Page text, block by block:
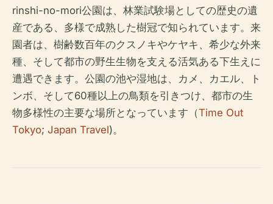
rinshi-no-mori公園は、林業試験場としての歴史の遺
産である、多様で成熟した樹冠で知られています。来
園者は、樹齢数百年のクスノキやケヤキ、希少な外来
種、そして都市の野生生物を支える活気ある下生えに
遭遇できます。公園の池や湿地は、カメ、カエル、ト
ンボ、そして60種以上の鳥類を引きつけ、都市の生
物多様性の主要な場所となっています（Time Out
Tokyo; Japan Travel)。